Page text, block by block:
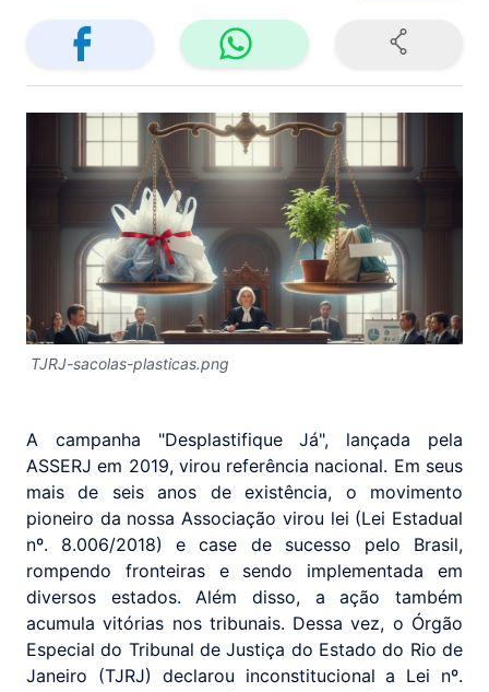
TJRJ-sacolas-plasticas.png
A campanha "Desplastifique Já", lançada pela
ASSERJ em 2019, virou referência nacional. Em seus
mais de seis anos de existência, o movimento
pioneiro da nossa Associação virou lei (Lei Estadual
nº. 8.006/2018) e case de sucesso pelo Brasil,
rompendo fronteiras e sendo implementada em
diversos estados. Além disso, a ação também
acumula vitórias nos tribunais. Dessa vez, o Órgão
Especial do Tribunal de Justiça do Estado do Rio de
Janeiro (TJRJ) declarou inconstitucional a Lei nº.